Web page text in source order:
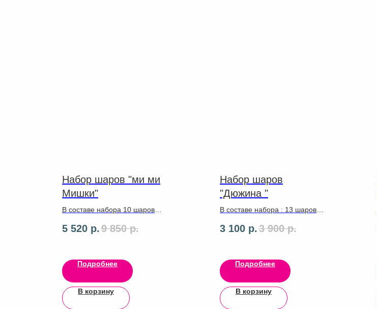
Набор шаров "ми ми
Мишки"
В составе набора 10 шаров
фигурки героев 90 см.
5 520 р.9 850 р.
Подробнее
В корзину
Набор шаров
"Дюжина "
В составе набора : 13 шаров
3 100 р.3 900 р.
Подробнее
В корзину